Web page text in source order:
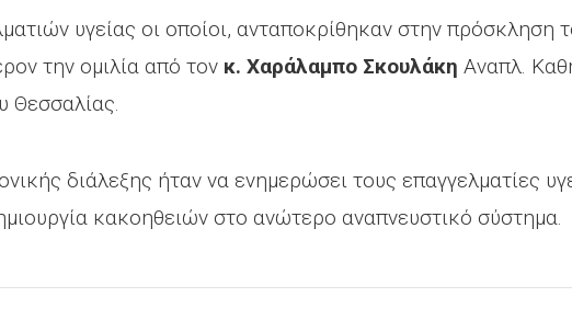
υγείας οι οποίοι, ανταποκρίθηκαν στην πρόσκληση
την ομιλία από τον κ. Χαράλαμπο Σκουλάκη Αναπλ.
Θεσσαλίας.
διάλεξης ήταν να ενημερώσει τους επαγγελματίες
κακοηθειών στο ανώτερο αναπνευστικό σύστημα.